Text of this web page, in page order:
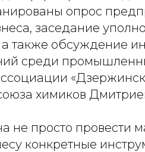
опрос
заседание
также обсуждение
среди
химиков
не просто провести
конкретные